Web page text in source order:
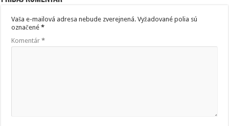
Vaša e-mailová adresa nebude zverejnená. Vyžadované polia sú
označené*
Komentár*